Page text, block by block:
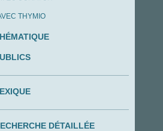
THYMIO
DÉTAILLÉE